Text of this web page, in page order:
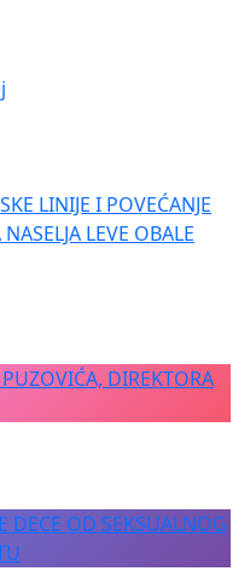
LINIJE I POVEĆANJE
LEVE OBALE
DIREKTORA
DECE OD SEKSUALNOG